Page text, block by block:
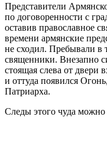
Представители
по договоренности с
оставив православное
времени армянские
не сходил. Пребывали в
священники. Внезапно
стоящая слева от двери
и оттуда появился
Патриарха.
Следы этого чуда можно